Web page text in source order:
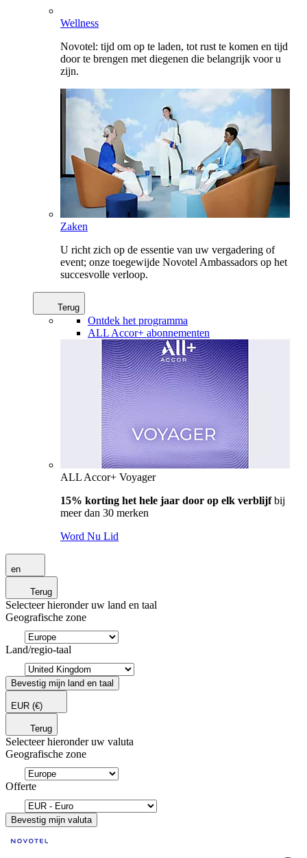
Wellness
Novotel: tijd om op te laden, tot rust te komen en tijd
door te brengen met diegenen die belangrijk voor u
zijn.
Zaken
U richt zich op de essentie van uw vergadering of
event; onze toegewijde Novotel Ambassadors op het
succesvolle verloop.
Terug
Ontdek het programma
ALL Accor+ abonnementen
ALL Accor+ Voyager
15% korting het hele jaar door op elk verblijfbij
meer dan 30 merken
Word Nu Lid
en
Terug
Selecteer hieronder uw land en taal
Geografische zone
Land/regio-taal
Bevestig mijn land en taal
EUR (€)
Terug
Selecteer hieronder uw valuta
Geografische zone
Offerte
Bevestig mijn valuta